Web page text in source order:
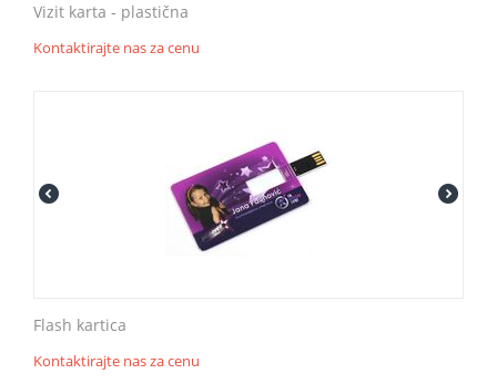
Vizit karta - plastična
Kontaktirajte nas za cenu
Flash kartica
Kontaktirajte nas za cenu